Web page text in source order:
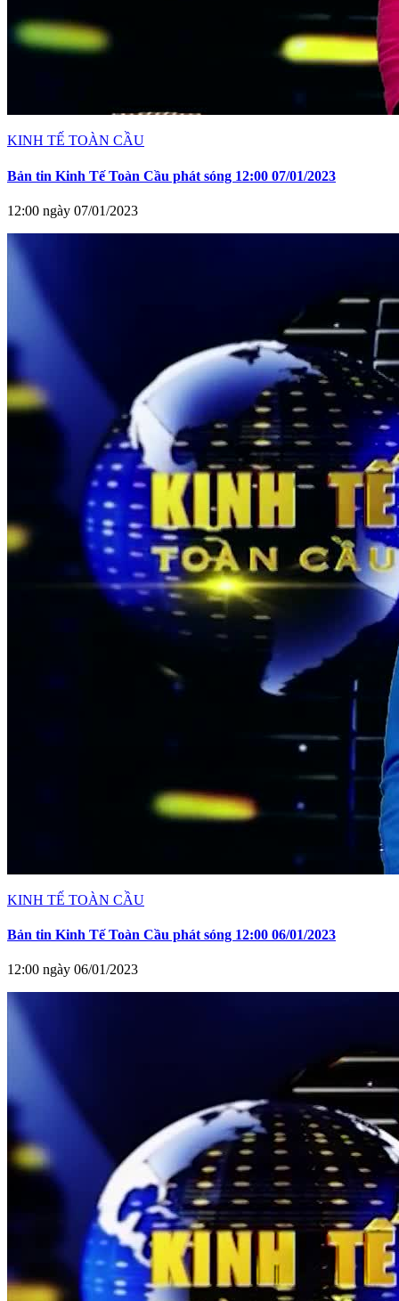
KINH TẾ TOÀN CẦU
Bản tin Kinh Tế Toàn Cầu phát sóng 12:00 07/01/2023
12:00 ngày 07/01/2023
KINH TẾ TOÀN CẦU
Bản tin Kinh Tế Toàn Cầu phát sóng 12:00 06/01/2023
12:00 ngày 06/01/2023